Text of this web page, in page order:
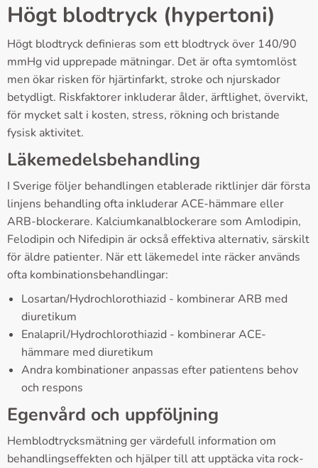
Högt blodtryck (hypertoni)
Högt blodtryck definieras som ett blodtryck över 140/90
mmHg vid upprepade mätningar. Det är ofta symtomlöst
men ökar risken för hjärtinfarkt, stroke och njurskador
betydligt. Riskfaktorer inkluderar ålder, ärftlighet, övervikt,
för mycket salt i kosten, stress, rökning och bristande
fysisk aktivitet.
Läkemedelsbehandling
I Sverige följer behandlingen etablerade riktlinjer där första
linjens behandling ofta inkluderar ACE-hämmare eller
ARB-blockerare. Kalciumkanalblockerare som Amlodipin,
Felodipin och Nifedipin är också effektiva alternativ, särskilt
för äldre patienter. När ett läkemedel inte räcker används
ofta kombinationsbehandlingar:
Losartan/Hydrochlorothiazid - kombinerar ARB med
diuretikum
Enalapril/Hydrochlorothiazid - kombinerar ACE-
hämmare med diuretikum
Andra kombinationer anpassas efter patientens behov
och respons
Egenvård och uppföljning
Hemblodtrycksmätning ger värdefull information om
behandlingseffekten och hjälper till att upptäcka vita rock-